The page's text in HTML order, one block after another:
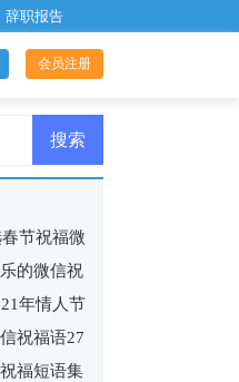
辞职报告
会员注册
节祝福微
的微信祝
条
年情人节
49句
祝福语27
福短语集